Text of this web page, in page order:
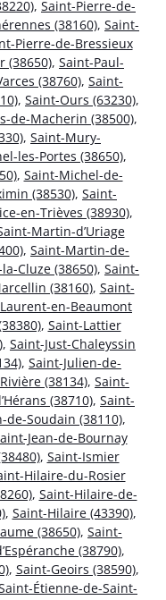
, Saint-Pierre-de-
(38160), Saint-
Pierre-de-Bressieux
(38650), Saint-Paul-
(38760), Saint-
, Saint-Ours (63230),
de-Macherin (38500),
, Saint-Mury-
les-Portes (38650),
, Saint-Michel-de-
(38530), Saint-
en-Trièves (38930),
Martin-d’Uriage
, Saint-Martin-de-
Cluze (38650), Saint-
(38160), Saint-
en-Beaumont
, Saint-Lattier
, Saint-Just-Chaleyssin
, Saint-Julien-de-
(38134), Saint-
(38710), Saint-
de-Soudain (38110),
Jean-de-Bournay
, Saint-Ismier
Hilaire-du-Rosier
, Saint-Hilaire-de-
, Saint-Hilaire (43390),
(38650), Saint-
(38790),
, Saint-Geoirs (38590),
Étienne-de-Saint-